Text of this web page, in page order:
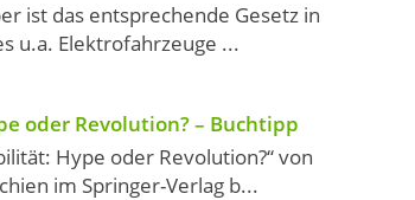
ist das entsprechende Gesetz in
u.a. Elektrofahrzeuge ...
oder Revolution? – Buchtipp
Hype oder Revolution?“ von
im Springer-Verlag b...